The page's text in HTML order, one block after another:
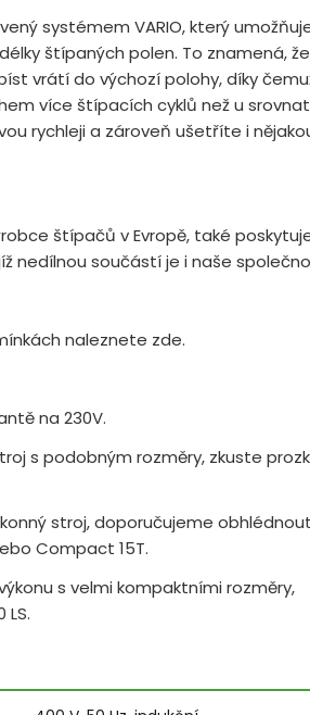
systémem VARIO, který
štípaných polen. To znamená, že
vrátí do výchozí polohy, díky
více štípacích cyklů než u
rychleji a zároveň ušetříte i
štípačů v Evropě, také
nedílnou součástí je i naše
naleznete zde.
na 230V.
s podobným rozměry, zkuste
stroj, doporučujeme obhlédnout
Compact 15T.
s velmi kompaktními rozměry,